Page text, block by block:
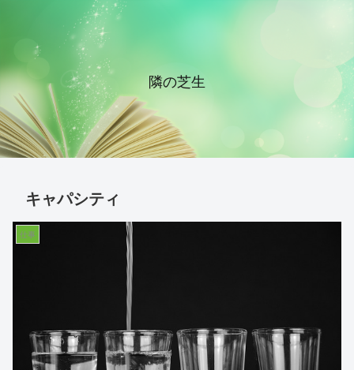
隣の芝生
キャパシティ
仕事